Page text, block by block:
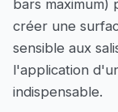
bars maximum)
créer une
sensible aux
l'application
indispensable.